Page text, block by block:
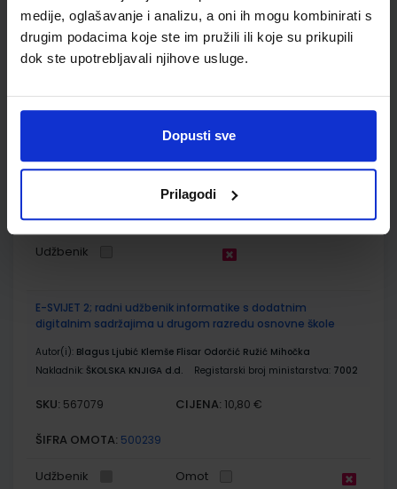
medije, oglašavanje i analizu, a oni ih mogu kombinirati s
drugim podacima koje ste im pružili ili koje su prikupili
dok ste upotrebljavali njihove usluge.
Dopusti sve
Prilagodi
Udžbenik
SUPER MATEMATIKA ZA PRAVE TRAGAČE 2; radna bilježnica za
Autor(i):Marijana Martić Gordana Ivančić Zrinka Crnković
PROFIL KLETT d.o.o. Registarski broj ministarstva:
ŠIFRA OMOTA:
Udžbenik
E-SVIJET 2; radni udžbenik informatike s dodatnim
digitalnim sadržajima u drugom razredu osnovne škole
Autor(i): Blagus Ljubić Klemše Flisar Odorčić Ružić Mihočka
Nakladnik: ŠKOLSKA KNJIGA d.d. Registarski broj ministarstva: 7002
SKU: 567079 CIJENA: 10,80 €
ŠIFRA OMOTA: 500239
Udžbenik Omot